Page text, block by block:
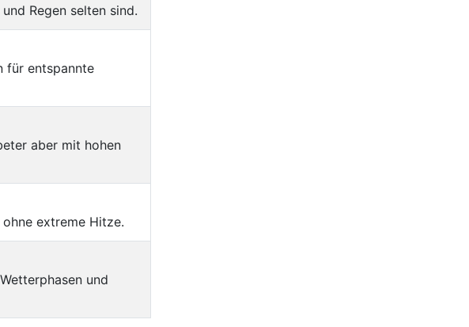
Regen selten sind.
für entspannte
aber mit hohen
extreme Hitze.
und